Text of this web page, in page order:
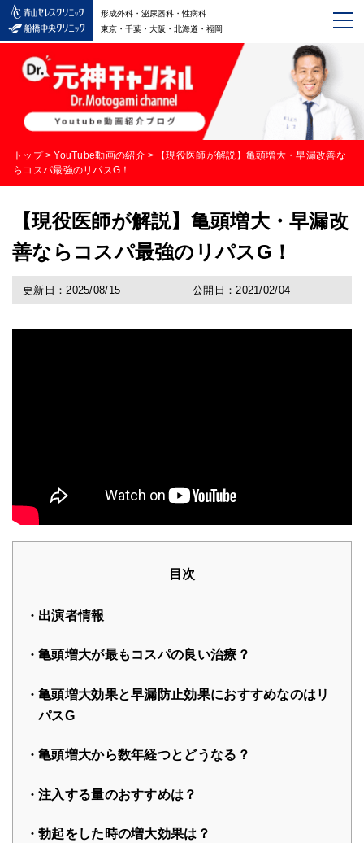
形成外科・泌尿器科・性病科
東京・千葉・大阪・北海道・福岡
トップ > YouTube動画の紹介 >
【現役医師が解説】亀頭増大・早漏改善な
らコスパ最強のリパスG！
【現役医師が解説】亀頭増大・早漏改
善ならコスパ最強のリパスG！
更新日：2025/08/15 公開日：2021/02/04
目次
出演者情報
亀頭増大が最もコスパの良い治療？
亀頭増大効果と早漏防止効果におすすめなのはリ
パスG
亀頭増大から数年経つとどうなる？
注入する量のおすすめは？
勃起をした時の増大効果は？